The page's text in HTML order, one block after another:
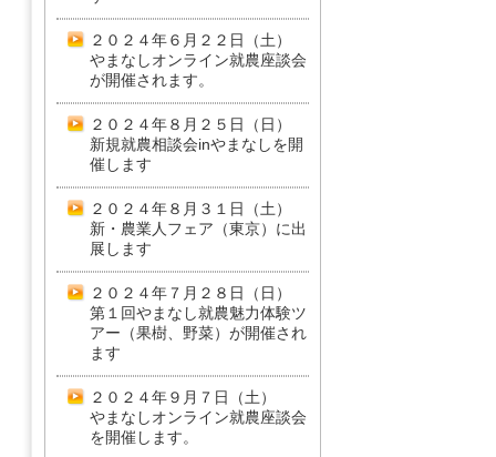
２０２４年６月２２日（土）
やまなしオンライン就農座談会
が開催されます。
２０２４年８月２５日（日）
新規就農相談会inやまなしを開
催します
２０２４年８月３１日（土）
新・農業人フェア（東京）に出
展します
２０２４年７月２８日（日）
第１回やまなし就農魅力体験ツ
アー（果樹、野菜）が開催され
ます
２０２４年９月７日（土）
やまなしオンライン就農座談会
を開催します。